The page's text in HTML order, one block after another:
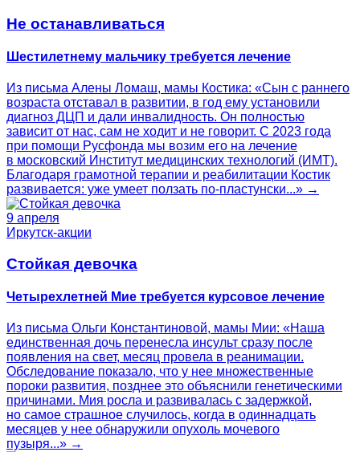
Не останавливаться
Шестилетнему мальчику требуется лечение
Из письма Алены Ломаш, мамы Костика: «Сын с раннего
возраста отставал в развитии, в год ему установили
диагноз ДЦП и дали инвалидность. Он полностью
зависит от нас, сам не ходит и не говорит. С 2023 года
при помощи Русфонда мы возим его на лечение
в московский Институт медицинских технологий (ИМТ).
Благодаря грамотной терапии и реабилитации Костик
развивается: уже умеет ползать по-пластунски...» →
9 апреля
Иркутск-акции
Стойкая девочка
Четырехлетней Мие требуется курсовое лечение
Из письма Ольги Константиновой, мамы Мии: «Наша
единственная дочь перенесла инсульт сразу после
появления на свет, месяц провела в реанимации.
Обследование показало, что у нее множественные
пороки развития, позднее это объяснили генетическими
причинами. Мия росла и развивалась с задержкой,
но самое страшное случилось, когда в одиннадцать
месяцев у нее обнаружили опухоль мочевого
пузыря...» →